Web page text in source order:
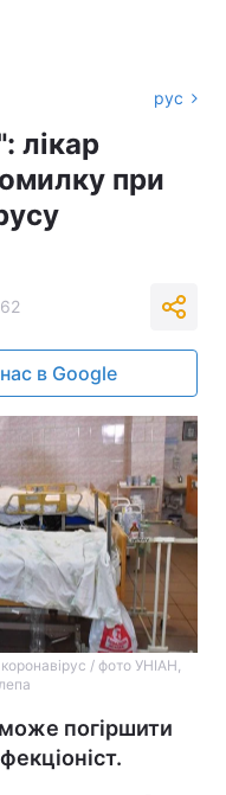
рус
лікар
при
в Google
/ фото УНІАН,
погіршити